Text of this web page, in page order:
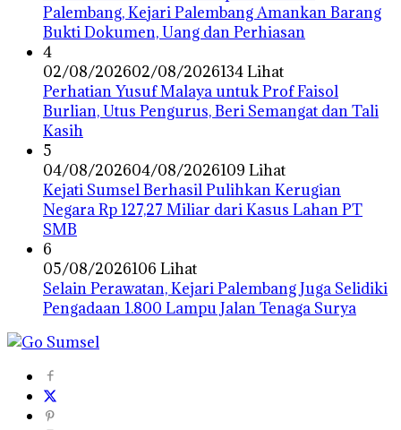
Palembang, Kejari Palembang Amankan Barang
Bukti Dokumen, Uang dan Perhiasan
4
02/08/202602/08/2026134 Lihat
Perhatian Yusuf Malaya untuk Prof Faisol
Burlian, Utus Pengurus, Beri Semangat dan Tali
Kasih
5
04/08/202604/08/2026109 Lihat
Kejati Sumsel Berhasil Pulihkan Kerugian
Negara Rp 127,27 Miliar dari Kasus Lahan PT
SMB
6
05/08/2026106 Lihat
Selain Perawatan, Kejari Palembang Juga Selidiki
Pengadaan 1.800 Lampu Jalan Tenaga Surya